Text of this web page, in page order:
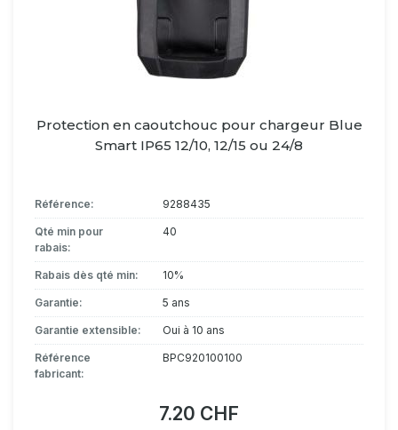
Protection en caoutchouc pour chargeur Blue
Smart IP65 12/10, 12/15 ou 24/8
Référence: 9288435
Qté min pour
rabais:
40
Rabais dès qté min: 10%
Garantie: 5 ans
Garantie extensible: Oui à 10 ans
Référence
fabricant:
BPC920100100
7.20 CHF